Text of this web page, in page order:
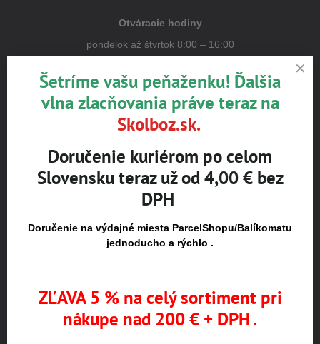
Otváracie hodiny
pondelok až štvrtok 8:00 – 16:00
piatok 8:00 – 15:00
POZOR!!! Otváracie hodiny - prázdninový režim,
Po - Št 7,00h-15h, Piat. 7,00h-13,00h
Upozornenie k objednávke:
po obdržaní potvrdzujúcej SMS alebo e-mailu.
Externý obsah je blokovaný Voľbami
Prajete si načítať externý obsah?
Povoliť tentokrát
Šetríme vašu peňaženku! Ďalšia
vlna zlacňovania práve teraz na
Skolboz.sk.
Doručenie kuriérom po celom
Slovensku teraz už od 4,00 € bez
DPH
Doručenie na výdajné miesta ParcelShopu/Balíkomatu
jednoducho a rýchlo .
ZĽAVA 5 % na celý sortiment pri
nákupe nad 200 € + DPH .